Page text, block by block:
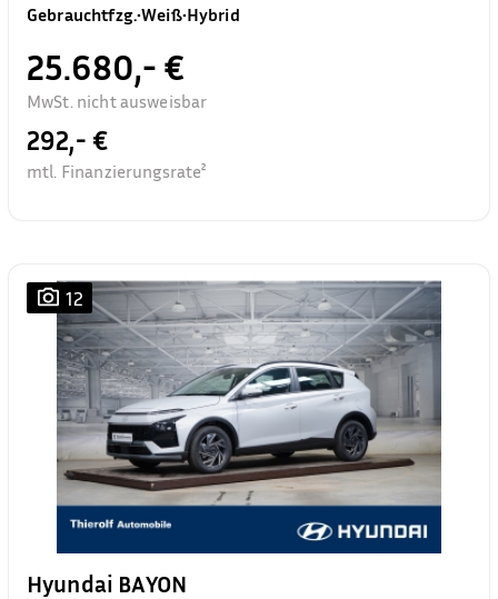
Gebrauchtfzg.•Weiß•Hybrid
25.680,- €
MwSt. nicht ausweisbar
292,- €
mtl. Finanzierungsrate²
12
Hyundai BAYON